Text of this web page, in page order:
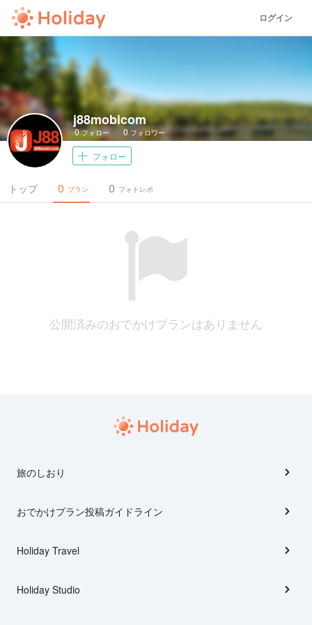
ログイン
j88mobicom
0フォロー 0 フォロワー
フォロー
トップ プラン
0 フォトレポ
0
公開済みのおでかけプランはありません
旅のしおり
おでかけプラン投稿ガイドライン
Holiday Travel
Holiday Studio